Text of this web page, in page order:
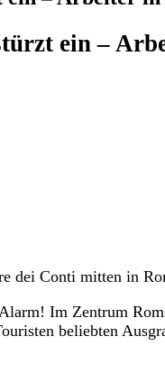
ein –
dei Conti mitten in
Im Zentrum
beliebten